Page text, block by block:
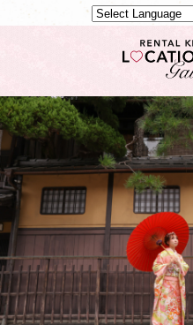
ケ
ー
シ
ョ
ン
撮
な
ら
レ
ン
タ
ル